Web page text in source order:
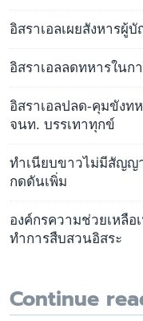
อิสราเอลเผยสังหารผู้
อิสราเอลลดทหารในก
อิสราเอลปลด-คุมขังท
จนท. บรรเทาทุกข์
ทำเนียบขาวไม่มีสัญญ
กดดันเพิ่ม
องค์กรความช่วยเหลื
ทำการสืบสวนอิสระ
Continue